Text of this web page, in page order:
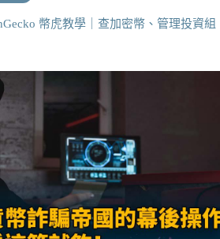
幣虎教學｜查加密幣、管理投資組